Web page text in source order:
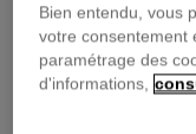
🔒Paiement sécurisé
Bien entendu, vous
votre consentement
paramétrage des
d'informations,